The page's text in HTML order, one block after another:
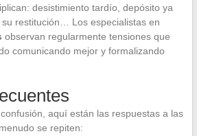
desistimiento tardío, depósito ya
restitución… Los especialistas en
observan regularmente tensiones que
comunicando mejor y formalizando
aquí están las respuestas a las
se repiten: